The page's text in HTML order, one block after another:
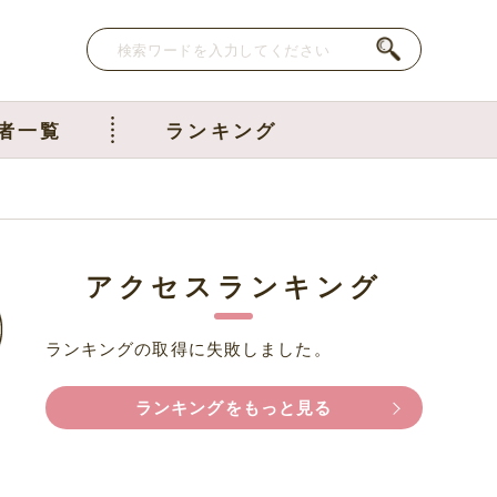
一覧 ランキング
アクセスランキング
ランキングの取得に失敗しました。
ランキングをもっと見る